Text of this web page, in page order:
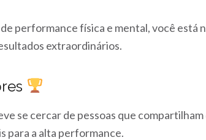
performance física e mental, você
extraordinários.
se cercar de pessoas que
para a alta performance.